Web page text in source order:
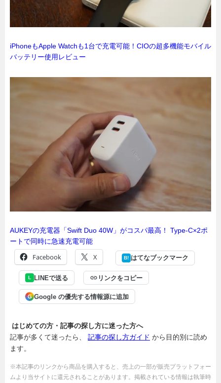
iPhoneもApple Watchも1台で充電可能！CIOの超多機能モバイル
バッテリー使用レビュー
AUKEYの充電器「Swift Duo 40W」がコスパ最高！ Type-C×2ポ
ートで同時に急速充電可能
Facebook X B! はてなブックマーク
L LINEで送る リンクをコピー
G Google の優先する情報源に追加
はじめての方・記事の探し方に迷った方へ
記事が多くて迷ったら、 記事の探し方ガイド から目的別に読め
ます。
※本記事のリンクから商品を購入すると、売上の一部が販売プラットフォー
ムより当サイトに還元されることがあります。掲載されている情報は執筆時